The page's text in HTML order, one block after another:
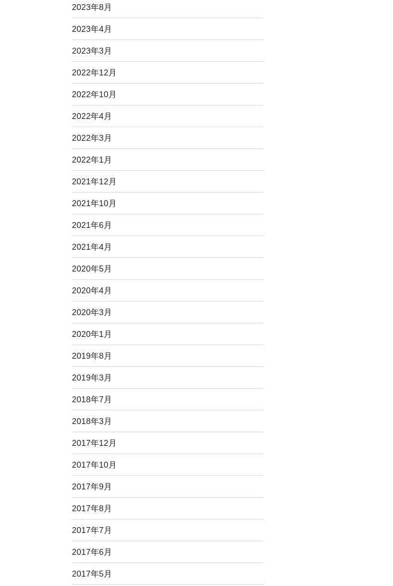
2023年8月
2023年4月
2023年3月
2022年12月
2022年10月
2022年4月
2022年3月
2022年1月
2021年12月
2021年10月
2021年6月
2021年4月
2020年5月
2020年4月
2020年3月
2020年1月
2019年8月
2019年3月
2018年7月
2018年3月
2017年12月
2017年10月
2017年9月
2017年8月
2017年7月
2017年6月
2017年5月